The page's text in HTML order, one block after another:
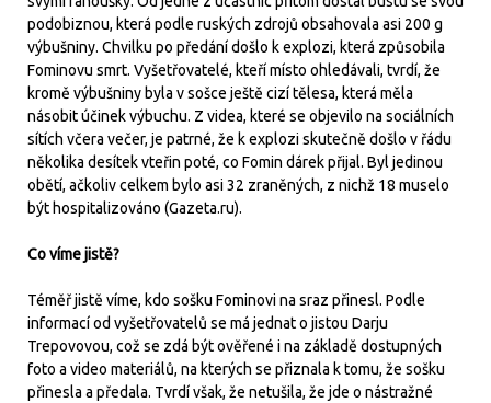
podobiznou, která podle ruských zdrojů obsahovala asi 200 g
výbušniny. Chvilku po předání došlo k explozi, která způsobila
Fominovu smrt. Vyšetřovatelé, kteří místo ohledávali, tvrdí, že
kromě výbušniny byla v sošce ještě cizí tělesa, která měla
násobit účinek výbuchu. Z videa, které se objevilo na sociálních
sítích včera večer, je patrné, že k explozi skutečně došlo v řádu
několika desítek vteřin poté, co Fomin dárek přijal. Byl jedinou
obětí, ačkoliv celkem bylo asi 32 zraněných, z nichž 18 muselo
být hospitalizováno (Gazeta.ru).
Co víme jistě?
Téměř jistě víme, kdo sošku Fominovi na sraz přinesl. Podle
informací od vyšetřovatelů se má jednat o jistou Darju
Trepovovou, což se zdá být ověřené i na základě dostupných
foto a video materiálů, na kterých se přiznala k tomu, že sošku
přinesla a předala. Tvrdí však, že netušila, že jde o nástražné